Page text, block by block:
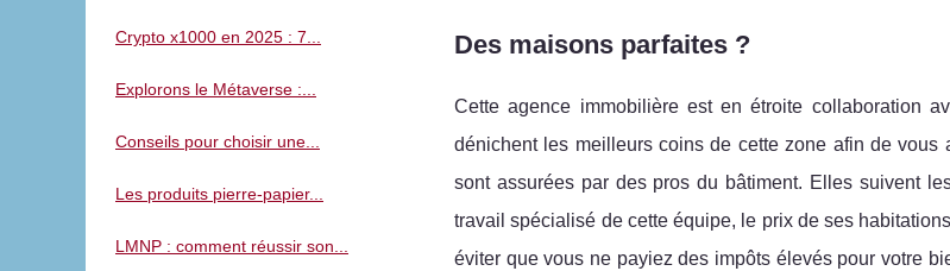
Des maisons parfaites ?
Cette agence immobilière est en étroite collaboration
dénichent les meilleurs coins de cette zone afin de
sont assurées par des pros du bâtiment. Elles suivent
travail spécialisé de cette équipe, le prix de ses
éviter que vous ne payiez des impôts élevés pour votre
Crypto x1000 en 2025 : 7...
Explorons le Métaverse :...
Conseils pour choisir une...
Les produits pierre-papier...
LMNP : comment réussir son...